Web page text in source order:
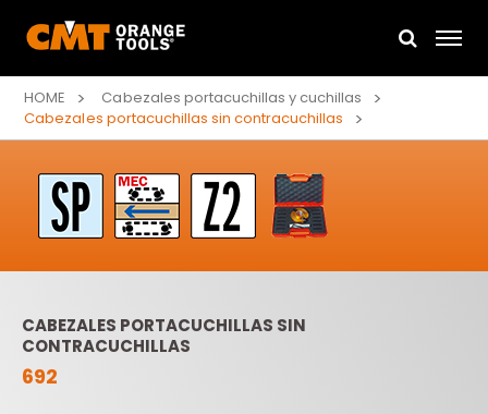
HOME
Cabezales portacuchillas y cuchillas
Cabezales portacuchillas sin contracuchillas
CABEZALES PORTACUCHILLAS SIN
CONTRACUCHILLAS
692